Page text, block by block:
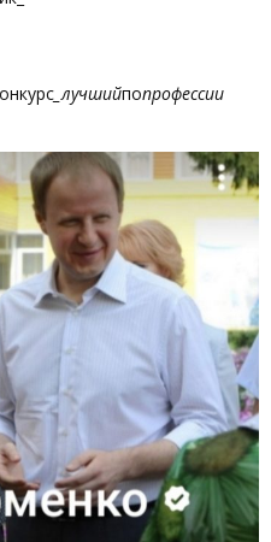
_лучшийпопрофессии